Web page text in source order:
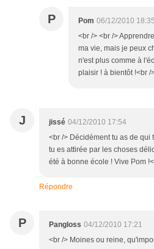
P Pom 06/12/2010 18:35
<br /> <br />
ma vie, mais je peux
n'est plus comme à
plaisir ! à bientôt !<br /
J jissé 04/12/2010 17:54
<br /> Décidément tu as de qui
tu es attirée par les choses
été à bonne école ! Vive Pom
Répondre
P Pangloss 04/12/2010 17:21
<br /> Moines ou reine,